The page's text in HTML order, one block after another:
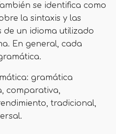
se identifica como
la sintaxis y las
un idioma utilizado
En general, cada
gramática
comparativa,
tradicional,